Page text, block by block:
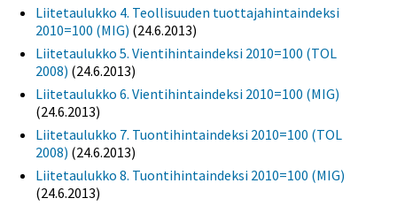
Liitetaulukko 4. Teollisuuden tuottajahintaindeksi
2010=100 (MIG) (24.6.2013)
Liitetaulukko 5. Vientihintaindeksi 2010=100 (TOL
2008) (24.6.2013)
Liitetaulukko 6. Vientihintaindeksi 2010=100 (MIG)
(24.6.2013)
Liitetaulukko 7. Tuontihintaindeksi 2010=100 (TOL
2008) (24.6.2013)
Liitetaulukko 8. Tuontihintaindeksi 2010=100 (MIG)
(24.6.2013)